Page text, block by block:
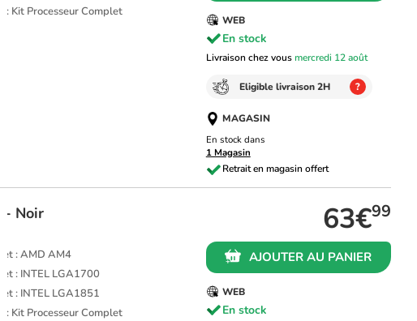
: Kit Processeur Complet
WEB
En stock
Livraison chez vousmercredi 12 août
Eligible livraison 2H ?
MAGASIN
En stock dans
1 Magasin
- Noir
: AMD AM4
: INTEL LGA1700
: INTEL LGA1851
: Kit Processeur Complet
63€99
AJOUTER AU PANIER
WEB
En stock